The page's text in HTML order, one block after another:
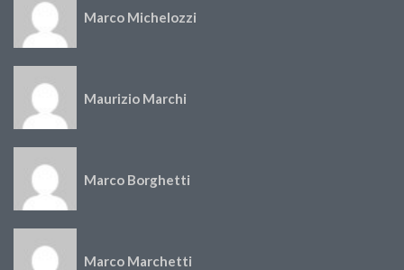
Marco Michelozzi
Maurizio Marchi
Marco Borghetti
Marco Marchetti